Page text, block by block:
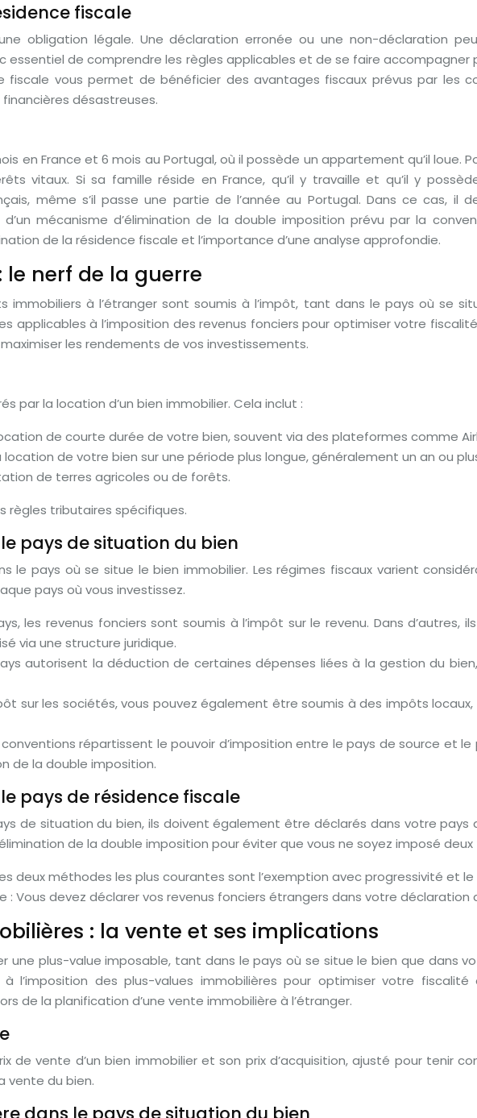
fiscale
obligation légale. Une déclaration erronée ou une non-déclaration
essentiel de comprendre les règles applicables et de se faire accompagner
vous permet de bénéficier des avantages fiscaux prévus par les
désastreuses.
en France et 6 mois au Portugal, où il possède un appartement qu’il loue.
vitaux. Si sa famille réside en France, qu’il y travaille et qu’il y
même s’il passe une partie de l’année au Portugal. Dans ce cas, il
mécanisme d’élimination de la double imposition prévu par la
de la résidence fiscale et l’importance d’une analyse approfondie.
le nerf de la guerre
immobiliers à l’étranger sont soumis à l’impôt, tant dans le pays où se
applicables à l’imposition des revenus fonciers pour optimiser votre
les rendements de vos investissements.
par la location d’un bien immobilier. Cela inclut :
de courte durée de votre bien, souvent via des plateformes comme
de votre bien sur une période plus longue, généralement un an ou
de terres agricoles ou de forêts.
règles tributaires spécifiques.
pays de situation du bien
le pays où se situe le bien immobilier. Les régimes fiscaux varient
pays où vous investissez.
les revenus fonciers sont soumis à l’impôt sur le revenu. Dans
via une structure juridique.
autorisent la déduction de certaines dépenses liées à la gestion du
sur les sociétés, vous pouvez également être soumis à des impôts
répartissent le pouvoir d’imposition entre le pays de source et le
de la double imposition.
pays de résidence fiscale
de situation du bien, ils doivent également être déclarés dans votre pays
de la double imposition pour éviter que vous ne soyez imposé deux
deux méthodes les plus courantes sont l’exemption avec progressivité et le
Vous devez déclarer vos revenus fonciers étrangers dans votre déclaration
: la vente et ses implications
une plus-value imposable, tant dans le pays où se situe le bien que dans
l’imposition des plus-values immobilières pour optimiser votre fiscalité
de la planification d’une vente immobilière à l’étranger.
de vente d’un bien immobilier et son prix d’acquisition, ajusté pour tenir
vente du bien.